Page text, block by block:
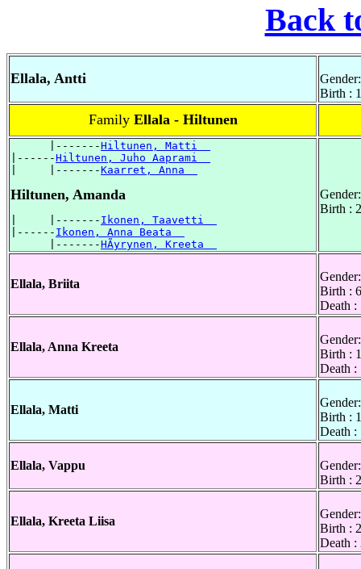
Back
Ellala, Antti
Birth :
Family Ellala - Hiltunen
      |-------
Hiltunen, Matti
|------Hiltunen, Juho Aaprami
|     |-------Kaarret, Anna
Hiltunen, Amanda
|     |------- Ikonen, Taavetti
|------ Ikonen, Anna Beata
      |-------
HÃyrynen, Kreeta
Birth :
Ellala, Briita
Birth :
Death
Ellala, Anna Kreeta
Birth :
Death :
Ellala, Matti
Birth :
Death :
Ellala, Vappu
Birth :
Ellala, Kreeta Liisa
Birth :
Death :